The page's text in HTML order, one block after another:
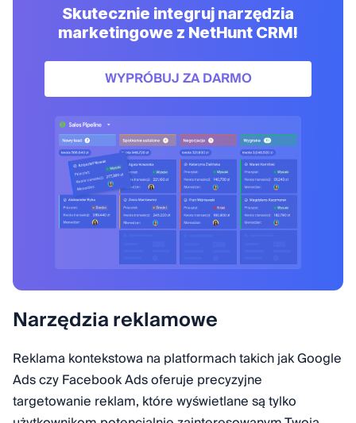
Skutecznie integruj narzędzia
marketingowe z NetHunt CRM!
WYPRÓBUJ ZA DARMO
Narzędzia reklamowe
Reklama kontekstowa na platformach takich jak Google
Ads czy Facebook Ads oferuje precyzyjne
targetowanie reklam, które wyświetlane są tylko